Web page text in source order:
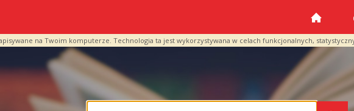
na Twoim komputerze. Technologia ta jest wykorzystywana w celach funkcjonalnych,